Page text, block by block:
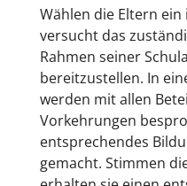
Wählen die Eltern
versucht das
Rahmen seiner
bereitzustellen. In
werden mit allen
Vorkehrungen
entsprechendes
gemacht. Stimmen